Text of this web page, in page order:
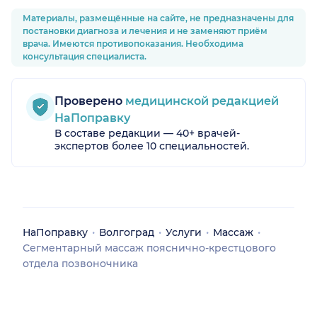
Материалы, размещённые на сайте, не предназначены для
постановки диагноза и лечения и не заменяют приём
врача. Имеются противопоказания. Необходима
консультация специалиста.
Проверено медицинской редакцией
НаПоправку
В составе редакции — 40+ врачей-
экспертов более 10 специальностей.
НаПоправку Волгоград Услуги
Массаж
Сегментарный массаж пояснично-крестцового
отдела позвоночника